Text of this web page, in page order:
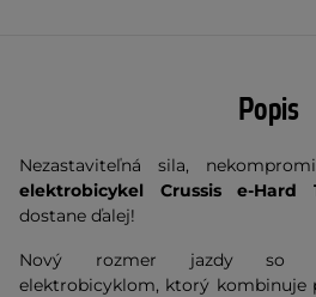
Popis
Nezastaviteľná sila,
elektrobicykel Crussis e-Hard
dostane ďalej!
Nový rozmer jazdy so
elektrobicyklom, ktorý kombinuje